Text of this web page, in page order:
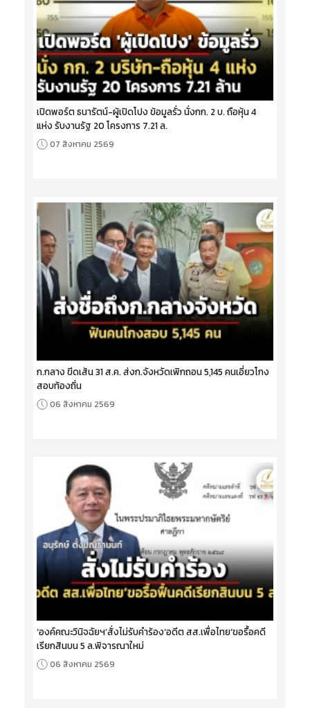
เปิดพอร์ต ธนารัตน์-ผู้เปิดโปง ข้อมูลรั่ว นั่งกก. 2 บ. ถือหุ้น 4
แห่ง รับงานรัฐ 20 โครงการ 7.21 ล.
07 สิงหาคม 2569
ก.กลาง ขีดเส้น 31 ส.ค. ส่งก.จังหวัดเพิกถอน 5,145 คนเอี่ยวโกง
สอบท้องถิ่น
06 สิงหาคม 2569
‘องค์คณะวินิจฉัยฯ’สั่งไม่รับคำร้อง‘อดีต สส.เพื่อไทย’ขอรื้อคดี
เรียกสินบน 5 ล.พิจารณาใหม่
06 สิงหาคม 2569